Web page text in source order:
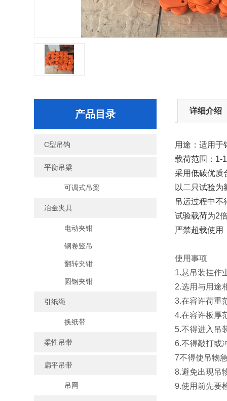
产品目录
C型吊钩
平衡吊梁
可调式吊梁
冶金夹具
电动夹钳
钢卷竖吊
翻转夹钳
圆钢夹钳
引纸绳
换纸带
柔性吊带
扁平吊带
吊网
详细介绍
用途：适用于
载荷范围：1-
采用低碳优质
以二只试验
吊运过程中不
试验载荷为2
严禁超载使用
使用事项
1.悬吊装挂作
2.选用与用途
3.在容许荷重
4.在容许板厚
5.不得进入吊
6.不得敲打或
7不得使吊物
8.避免出现吊
9.使用前先要